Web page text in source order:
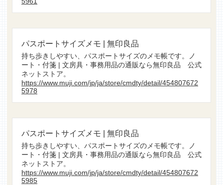
パスポートサイズメモ | 無印良品
持ち歩きしやすい、パスポートサイズのメモ帳です。ノ
ート・付箋 | 文房具・事務用品の通販なら無印良品 公式
ネットストア。
https://www.muji.com/jp/ja/store/cmdty/detail/454807672
5978
パスポートサイズメモ | 無印良品
持ち歩きしやすい、パスポートサイズのメモ帳です。ノ
ート・付箋 | 文房具・事務用品の通販なら無印良品 公式
ネットストア。
https://www.muji.com/jp/ja/store/cmdty/detail/454807672
5985